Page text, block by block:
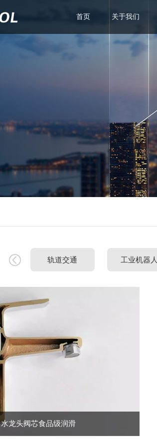
首页 关于我们
公司简介
主营业务
企业文化
荣誉资质
轨道交通 工业机器人
水龙头阀芯食品级润滑